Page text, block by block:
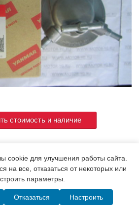
стоимость и наличие
)
WhatsApp Позвонить
cookie для улучшения работы сайта.
на все, отказаться от некоторых или
параметры.
Отказаться Настроить